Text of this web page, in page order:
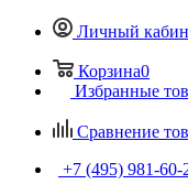
Личный
Корзина0
Избранные
Сравнение
+7 (495) 981-60-